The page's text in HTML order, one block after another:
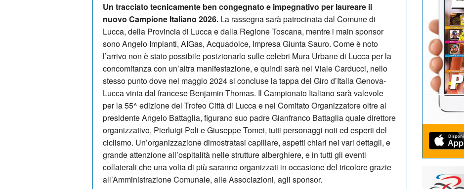
Un tracciato tecnicamente ben congegnato e impegnativo per laureare il
nuovo Campione Italiano 2026. La rassegna sarà patrocinata dal Comune di
Lucca, della Provincia di Lucca e dalla Regione Toscana, mentre i main sponsor
sono Angelo Impianti, AIGas, Acquadolce, Impresa Giunta Sauro. Come è noto
l’arrivo non è stato possibile posizionarlo sulle celebri Mura Urbane di Lucca per la
concomitanza con un’altra manifestazione, e quindi sarà nel Viale Carducci, nello
stesso punto dove nel maggio 2024 si concluse la tappa del Giro d’Italia Genova-
Lucca vinta dal francese Benjamin Thomas. Il Campionato Italiano sarà valevole
per la 55^ edizione del Trofeo Città di Lucca e nel Comitato Organizzatore oltre al
presidente Angelo Battaglia, figurano suo padre Gianfranco Battaglia quale direttore
organizzativo, Pierluigi Poli e Giuseppe Tomei, tutti personaggi noti ed esperti del
ciclismo. Un’organizzazione dimostratasi capillare, aspetti chiari nei vari dettagli, e
grande attenzione all’ospitalità nelle strutture alberghiere, e in tutti gli eventi
collaterali che una volta di più saranno organizzati in occasione del tricolore grazie
all’Amministrazione Comunale, alle Associazioni, agli sponsor.